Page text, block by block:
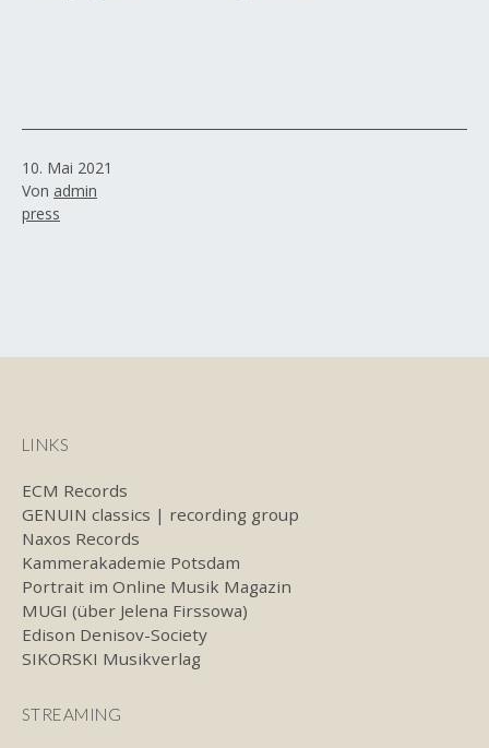
Veröffentlicht
am
10. Mai 2021
Von admin
Kategorisiert
press
LINKS
ECM Records
GENUIN classics | recording group
Naxos Records
Kammerakademie Potsdam
Portrait im Online Musik Magazin
MUGI (über Jelena Firssowa)
Edison Denisov-Society
SIKORSKI Musikverlag
STREAMING